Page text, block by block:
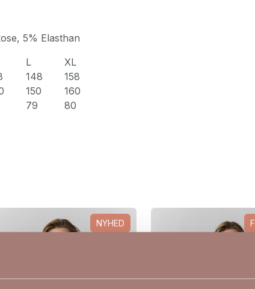
5% Elasthan
L
XL
148
158
150
160
79 80
NYHED